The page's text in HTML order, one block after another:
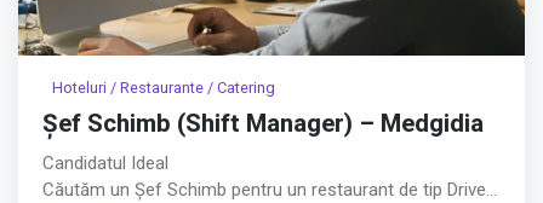
Hoteluri / Restaurante / Catering
Șef Schimb (Shift Manager) – Medgidia
Candidatul Ideal
Căutăm un Șef Schimb pentru un restaurant de tip Drive